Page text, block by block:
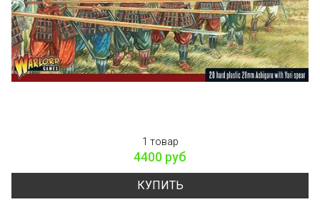
1 товар
4400 руб
КУПИТЬ